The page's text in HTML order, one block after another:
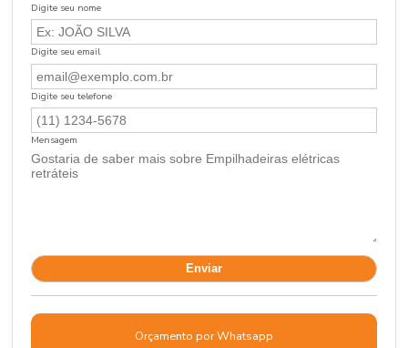
Digite seu nome
Digite seu email
Digite seu telefone
Mensagem
Orçamento por Whatsapp